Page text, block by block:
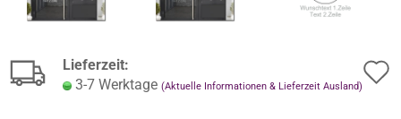
Lieferzeit:
3-7 Werktage (Aktuelle Informationen & Lieferzeit Ausland)